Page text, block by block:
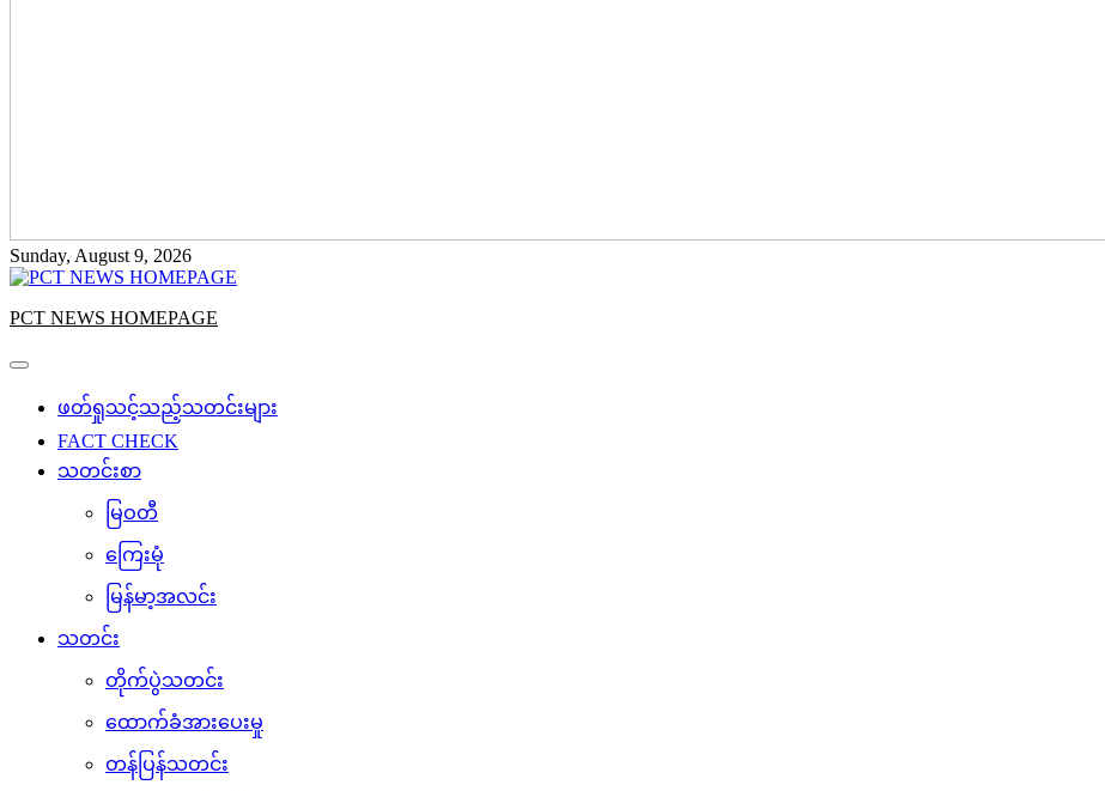
Sunday, August 9, 2026
PCT NEWS HOMEPAGE
ဖတ်ရှုသင့်သည့်သတင်းများ
FACT CHECK
သတင်းစာ
မြဝတီ
ကြေးမုံ
မြန်မာ့အလင်း
သတင်း
တိုက်ပွဲသတင်း
ထောက်ခံအားပေးမှု
တန်ပြန်သတင်း